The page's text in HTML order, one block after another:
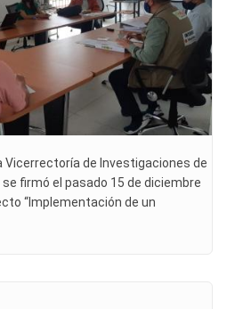
Vicerrectoría de Investigaciones de
se firmó el pasado 15 de diciembre
“Implementación de un